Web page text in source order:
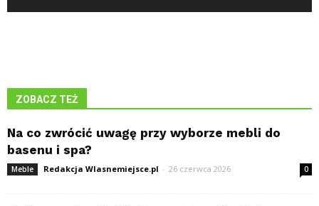
ZOBACZ TEŻ
Na co zwrócić uwagę przy wyborze mebli do
basenu i spa?
Meble Redakcja Wlasnemiejsce.pl - 26 czerwca 2026 0